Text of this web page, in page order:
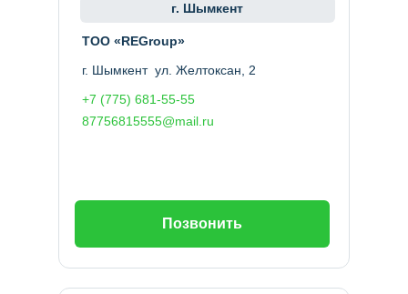
ТОО «REGroup»
г. Шымкент ул. Желтоксан, 2
Позвонить
г. Шымкент
87756815555@mail.ru
+7 (775) 681-55-55